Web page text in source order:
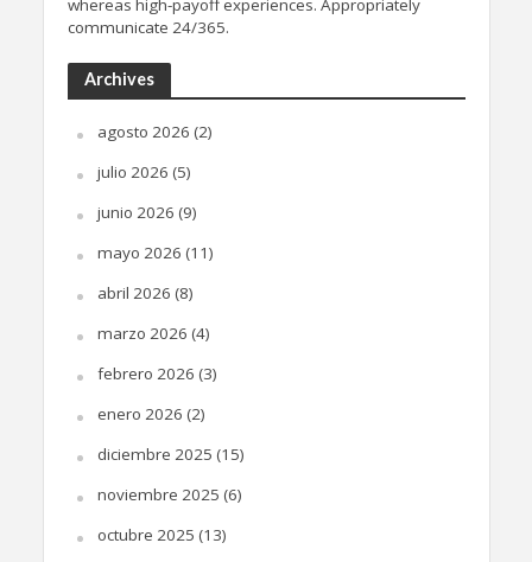
whereas high-payoff experiences. Appropriately
communicate 24/365.
Archives
agosto 2026 (2)
julio 2026 (5)
junio 2026 (9)
mayo 2026 (11)
abril 2026 (8)
marzo 2026 (4)
febrero 2026 (3)
enero 2026 (2)
diciembre 2025 (15)
noviembre 2025 (6)
octubre 2025 (13)